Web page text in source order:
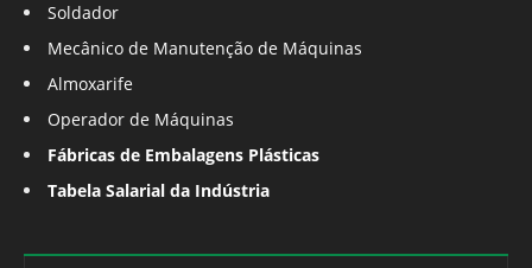
Soldador
Mecânico de Manutenção de Máquinas
Almoxarife
Operador de Máquinas
Fábricas de Embalagens Plásticas
Tabela Salarial da Indústria